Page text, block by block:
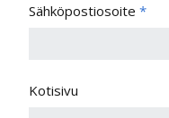
Sähköpostiosoite *
Kotisivu